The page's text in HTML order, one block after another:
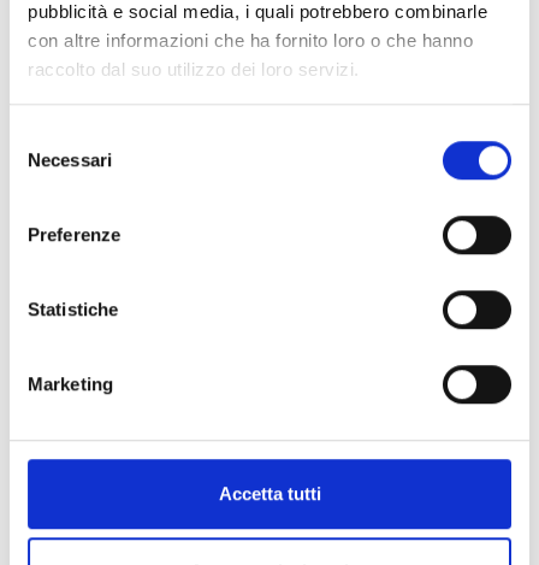
pubblicità e social media, i quali potrebbero combinarle
con altre informazioni che ha fornito loro o che hanno
raccolto dal suo utilizzo dei loro servizi.
delNecessari
Preferenze
Statistiche
Marketing
Accetta tutti
District/Location:
Lucca
Municipality:
Lucca
−